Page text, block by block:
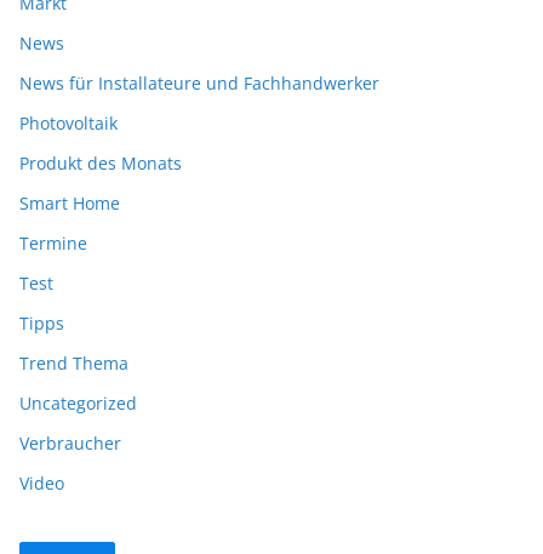
News
News für Installateure und Fachhandwerker
Photovoltaik
Produkt des Monats
Smart Home
Termine
Test
Tipps
Trend Thema
Uncategorized
Verbraucher
Video